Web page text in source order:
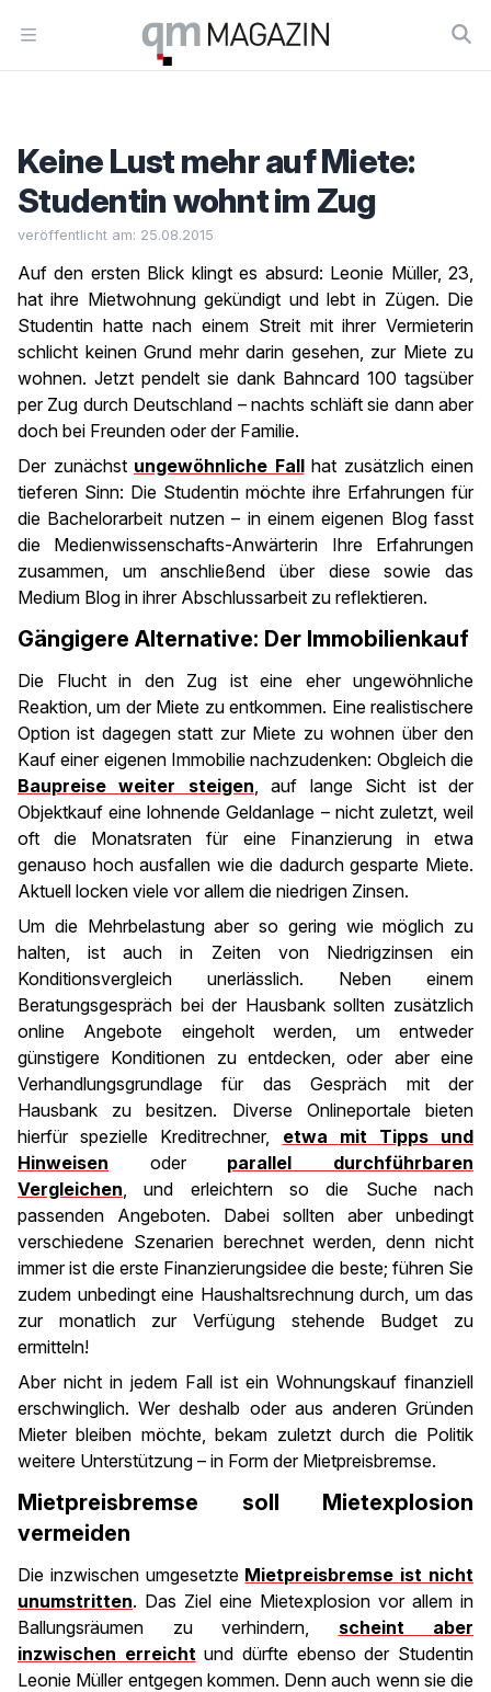
Open menu
Workflow
Keine Lust mehr auf Miete:
Studentin wohnt im Zug
veröffentlicht am: 25.08.2015
Auf den ersten Blick klingt es absurd: Leonie Müller, 23,
hat ihre Mietwohnung gekündigt und lebt in Zügen. Die
Studentin hatte nach einem Streit mit ihrer Vermieterin
schlicht keinen Grund mehr darin gesehen, zur Miete zu
wohnen. Jetzt pendelt sie dank Bahncard 100 tagsüber
per Zug durch Deutschland – nachts schläft sie dann aber
doch bei Freunden oder der Familie.
Der zunächst ungewöhnliche Fallhat zusätzlich einen
tieferen Sinn: Die Studentin möchte ihre Erfahrungen für
die Bachelorarbeit nutzen – in einem eigenen Blog fasst
die Medienwissenschafts-Anwärterin Ihre Erfahrungen
zusammen, um anschließend über diese sowie das
Medium Blog in ihrer Abschlussarbeit zu reflektieren.
Gängigere Alternative: Der Immobilienkauf
Die Flucht in den Zug ist eine eher ungewöhnliche
Reaktion, um der Miete zu entkommen. Eine realistischere
Option ist dagegen statt zur Miete zu wohnen über den
Kauf einer eigenen Immobilie nachzudenken: Obgleich die
Baupreise weiter steigen, auf lange Sicht ist der
Objektkauf eine lohnende Geldanlage – nicht zuletzt, weil
oft die Monatsraten für eine Finanzierung in etwa
genauso hoch ausfallen wie die dadurch gesparte Miete.
Aktuell locken viele vor allem die niedrigen Zinsen.
Um die Mehrbelastung aber so gering wie möglich zu
halten, ist auch in Zeiten von Niedrigzinsen ein
Konditionsvergleich unerlässlich. Neben einem
Beratungsgespräch bei der Hausbank sollten zusätzlich
online Angebote eingeholt werden, um entweder
günstigere Konditionen zu entdecken, oder aber eine
Verhandlungsgrundlage für das Gespräch mit der
Hausbank zu besitzen. Diverse Onlineportale bieten
hierfür spezielle Kreditrechner, etwa mit Tipps und
Hinweisen oder parallel durchführbaren
Vergleichen, und erleichtern so die Suche nach
passenden Angeboten. Dabei sollten aber unbedingt
verschiedene Szenarien berechnet werden, denn nicht
immer ist die erste Finanzierungsidee die beste; führen Sie
zudem unbedingt eine Haushaltsrechnung durch, um das
zur monatlich zur Verfügung stehende Budget zu
ermitteln!
Aber nicht in jedem Fall ist ein Wohnungskauf finanziell
erschwinglich. Wer deshalb oder aus anderen Gründen
Mieter bleiben möchte, bekam zuletzt durch die Politik
weitere Unterstützung – in Form der Mietpreisbremse.
Mietpreisbremse soll Mietexplosion
vermeiden
Die inzwischen umgesetzte Mietpreisbremse ist nicht
unumstritten. Das Ziel eine Mietexplosion vor allem in
Ballungsräumen zu verhindern, scheint aber
inzwischen erreichtund dürfte ebenso der Studentin
Leonie Müller entgegen kommen. Denn auch wenn sie die